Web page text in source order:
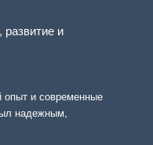
и
и современные
надежным,